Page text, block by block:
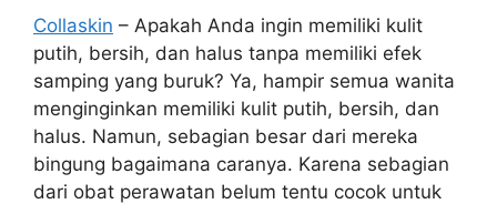
Collaskin – Apakah Anda ingin memiliki kulit
putih, bersih, dan halus tanpa memiliki efek
samping yang buruk? Ya, hampir semua wanita
menginginkan memiliki kulit putih, bersih, dan
halus. Namun, sebagian besar dari mereka
bingung bagaimana caranya. Karena sebagian
dari obat perawatan belum tentu cocok untuk